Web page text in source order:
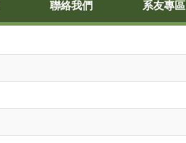
聯絡我們 系友專區